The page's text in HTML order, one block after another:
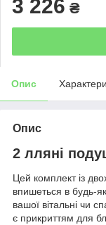
3 226 ₴
Опис
Опис
2 лляні
Цей комплект із
впишеться в будь-
вашої вітальні чи
є прикриттям для